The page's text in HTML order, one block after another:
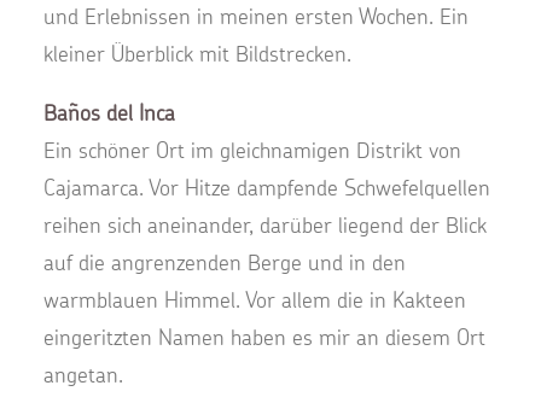
und Erlebnissen in meinen ersten Wochen. Ein
kleiner Überblick mit Bildstrecken.
Baños del Inca
Ein schöner Ort im gleichnamigen Distrikt von
Cajamarca. Vor Hitze dampfende Schwefelquellen
reihen sich aneinander, darüber liegend der Blick
auf die angrenzenden Berge und in den
warmblauen Himmel. Vor allem die in Kakteen
eingeritzten Namen haben es mir an diesem Ort
angetan.